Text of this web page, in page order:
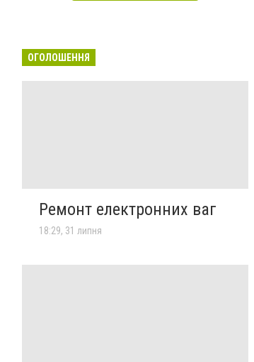
ОГОЛОШЕННЯ
Ремонт електронних ваг
18:29, 31 липня